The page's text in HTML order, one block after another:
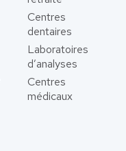
Centres
dentaires
Laboratoires
d’analyses
Centres
médicaux